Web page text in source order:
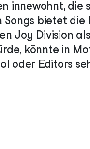
innewohnt, die
bietet die
Joy Division
könnte in
oder Editors